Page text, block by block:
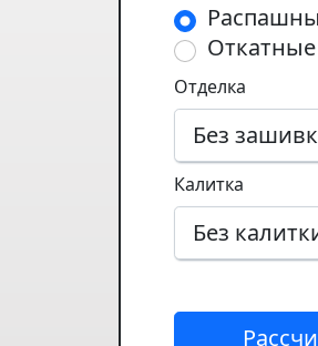
Отделка
Калитка